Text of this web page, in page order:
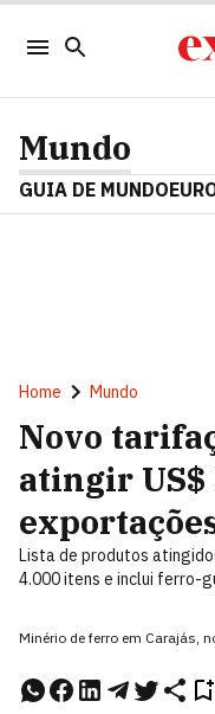
Mundo
GUIA DE MUNDO
Home Mundo
Novo
atingir US$
Lista de produtos
4.000 itens e inclui ferro-
Minério de ferro em Carajás,